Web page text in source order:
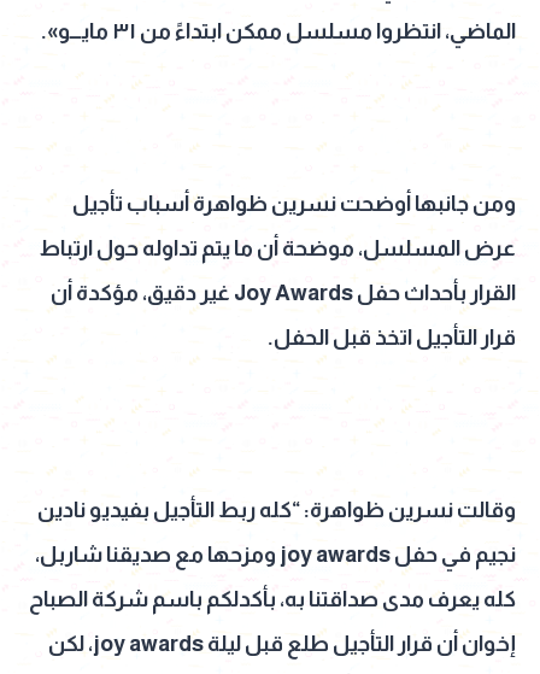
الماضي، انتظروا مسلسل ممكن ابتداءً من ٣١ مايـــو».
ومن جانبها أوضحت نسرين ظواهرة أسباب تأجيل
عرض المسلسل، موضحة أن ما يتم تداوله حول ارتباط
القرار بأحداث حفل Joy Awards غير دقيق، مؤكدة أن
قرار التأجيل اتخذ قبل الحفل.
وقالت نسرين ظواهرة: “كله ربط التأجيل بفيديو نادين
نجيم في حفل joy awards ومزحها مع صديقنا شاربل،
كله يعرف مدى صداقتنا به، بأكدلكم باسم شركة الصباح
إخوان أن قرار التأجيل طلع قبل ليلة joy awards، لكن